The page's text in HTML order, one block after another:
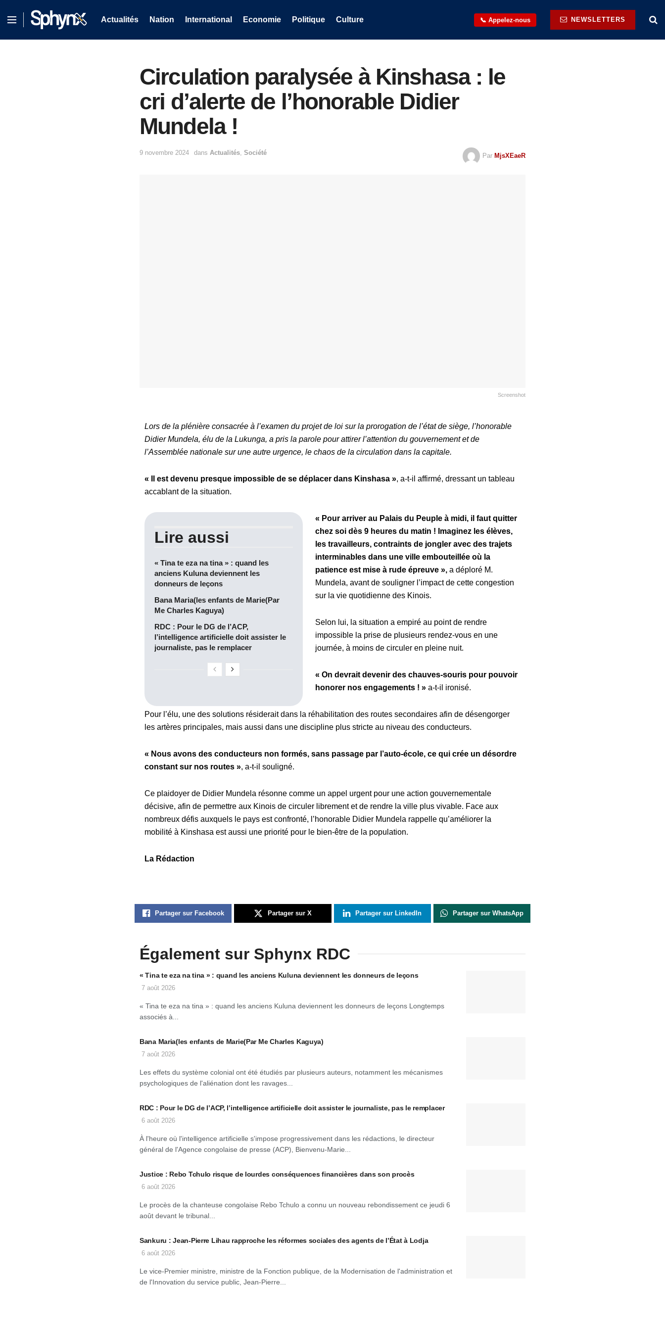
Actualités Nation International Economie Politique Culture 📞 Appelez-nous NEWSLETTERS
Circulation paralysée à Kinshasa : le
cri d’alerte de l’honorable Didier
Mundela !
9 novembre 2024 dans Actualités, Société Par MjsXEaeR
Screenshot
Lors de la plénière consacrée à l’examen du projet de loi sur la prorogation de l’état de siège, l’honorable
Didier Mundela, élu de la Lukunga, a pris la parole pour attirer l’attention du gouvernement et de
l’Assemblée nationale sur une autre urgence, le chaos de la circulation dans la capitale.
« Il est devenu presque impossible de se déplacer dans Kinshasa », a-t-il affirmé, dressant un tableau
accablant de la situation.
Lire aussi
« Tina te eza na tina » : quand les
anciens Kuluna deviennent les
donneurs de leçons
Bana Maria(les enfants de Marie(Par
Me Charles Kaguya)
RDC : Pour le DG de l’ACP,
l’intelligence artificielle doit assister le
journaliste, pas le remplacer
« Pour arriver au Palais du Peuple à midi, il faut quitter
chez soi dès 9 heures du matin ! Imaginez les élèves,
les travailleurs, contraints de jongler avec des trajets
interminables dans une ville embouteillée où la
patience est mise à rude épreuve », a déploré M.
Mundela, avant de souligner l’impact de cette congestion
sur la vie quotidienne des Kinois.
Selon lui, la situation a empiré au point de rendre
impossible la prise de plusieurs rendez-vous en une
journée, à moins de circuler en pleine nuit.
« On devrait devenir des chauves-souris pour pouvoir
honorer nos engagements ! » a-t-il ironisé.
Pour l’élu, une des solutions résiderait dans la réhabilitation des routes secondaires afin de désengorger
les artères principales, mais aussi dans une discipline plus stricte au niveau des conducteurs.
« Nous avons des conducteurs non formés, sans passage par l’auto-école, ce qui crée un désordre
constant sur nos routes », a-t-il souligné.
Ce plaidoyer de Didier Mundela résonne comme un appel urgent pour une action gouvernementale
décisive, afin de permettre aux Kinois de circuler librement et de rendre la ville plus vivable. Face aux
nombreux défis auxquels le pays est confronté, l’honorable Didier Mundela rappelle qu’améliorer la
mobilité à Kinshasa est aussi une priorité pour le bien-être de la population.
La Rédaction
Partager sur Facebook Partager sur X Partager sur LinkedIn Partager sur WhatsApp
Également sur Sphynx RDC
« Tina te eza na tina » : quand les anciens Kuluna deviennent les donneurs de leçons
7 août 2026
« Tina te eza na tina » : quand les anciens Kuluna deviennent les donneurs de leçons Longtemps
associés à...
Bana Maria(les enfants de Marie(Par Me Charles Kaguya)
7 août 2026
Les effets du système colonial ont été étudiés par plusieurs auteurs, notamment les mécanismes
psychologiques de l'aliénation dont les ravages...
RDC : Pour le DG de l’ACP, l’intelligence artificielle doit assister le journaliste, pas le remplacer
6 août 2026
À l'heure où l'intelligence artificielle s'impose progressivement dans les rédactions, le directeur
général de l'Agence congolaise de presse (ACP), Bienvenu-Marie...
Justice : Rebo Tchulo risque de lourdes conséquences financières dans son procès
6 août 2026
Le procès de la chanteuse congolaise Rebo Tchulo a connu un nouveau rebondissement ce jeudi 6
août devant le tribunal...
Sankuru : Jean-Pierre Lihau rapproche les réformes sociales des agents de l’État à Lodja
6 août 2026
Le vice-Premier ministre, ministre de la Fonction publique, de la Modernisation de l'administration et
de l'Innovation du service public, Jean-Pierre...